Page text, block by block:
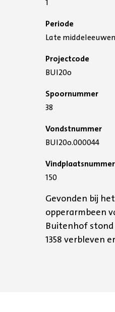
1
Periode
Late middeleeuwen
Projectcode
BUI20o
Spoornummer
38
Vondstnummer
BUI20o.000044
Vindplaatsnummer
150
Gevonden bij
opperarmbeen
Buitenhof stond
1358 verbleven